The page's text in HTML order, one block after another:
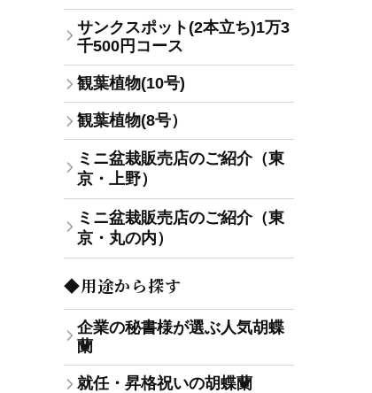
サンクスポット(2本立ち)1万3
千500円コース
観葉植物(10号)
観葉植物(8号）
ミニ盆栽販売店のご紹介（東
京・上野）
ミニ盆栽販売店のご紹介（東
京・丸の内）
◆用途から探す
企業の秘書様が選ぶ人気胡蝶
蘭
就任・昇格祝いの胡蝶蘭